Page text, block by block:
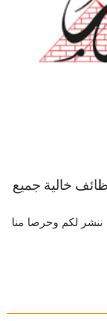
الجمعة 18 اكتوبر 2024 – وظائف خالية جميع
ننشر لكم وحرصا منا